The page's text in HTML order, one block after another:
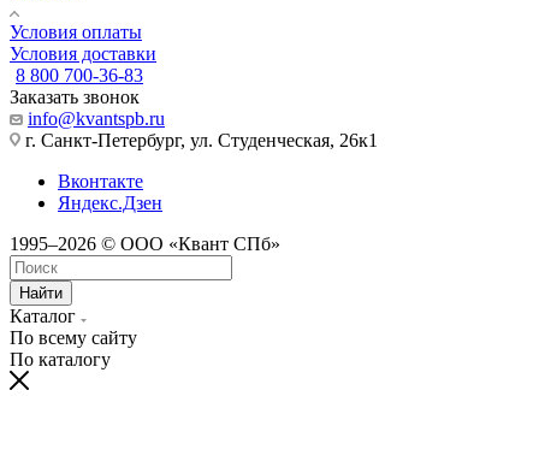
Условия оплаты
Условия доставки
8 800 700-36-83
Заказать звонок
info@kvantspb.ru
г. Санкт-Петербург, ул. Студенческая, 26к1
Вконтакте
Яндекс.Дзен
1995–2026 © ООО «Квант СПб»
Найти
Каталог
По всему сайту
По каталогу